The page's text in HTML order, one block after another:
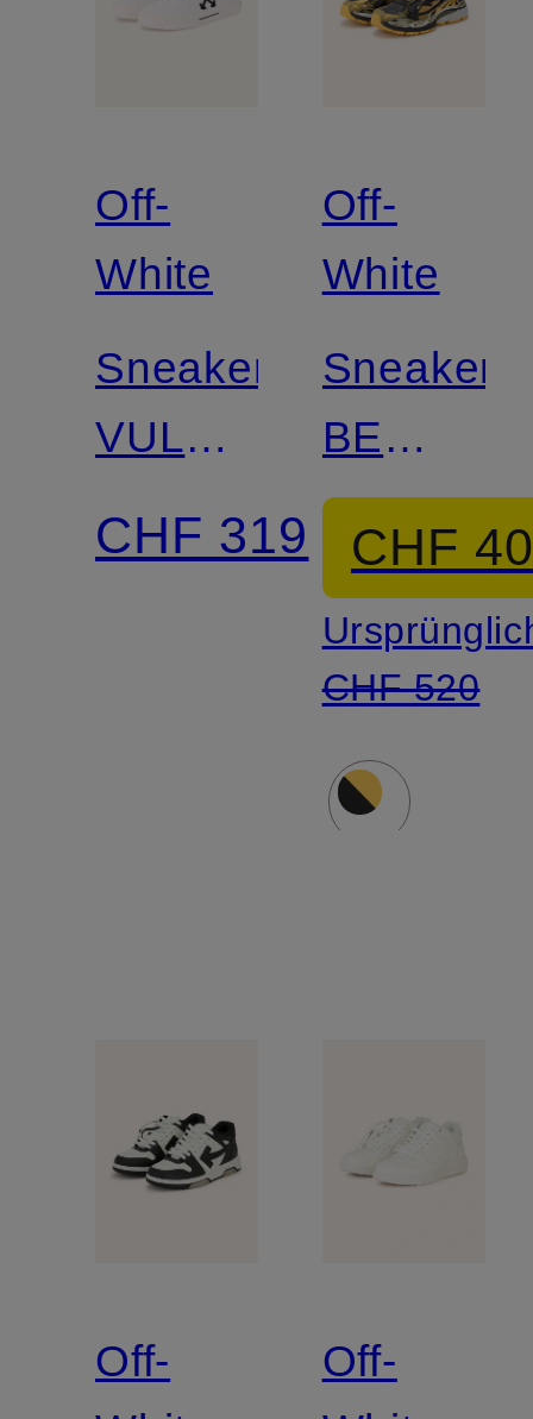
Off-
White
Sneaker
VULC
LOW
CHF 319
Off-
White
Sneaker
BE
RIGHT
BACK
CHF
CHF 520
Off-
Off-